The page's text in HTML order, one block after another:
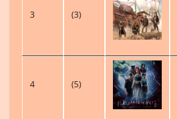
3 (3)
4 (5)